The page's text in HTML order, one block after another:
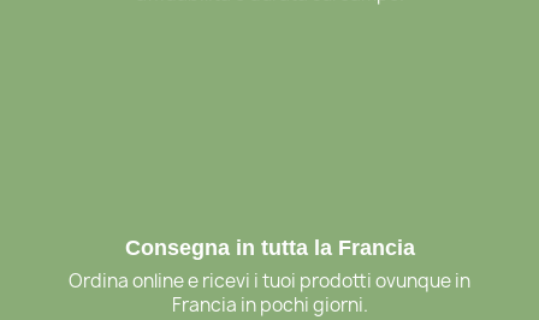
Consegna in tutta la Francia
Ordina online e ricevi i tuoi prodotti ovunque in
Francia in pochi giorni.